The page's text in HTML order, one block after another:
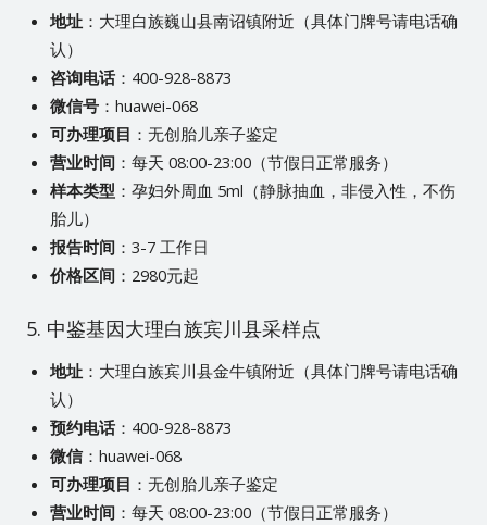
地址：大理白族巍山县南诏镇附近（具体门牌号请电话确
认）
咨询电话：400-928-8873
微信号：huawei-068
可办理项目 ：无创胎儿亲子鉴定
营业时间：每天 08:00-23:00（节假日正常服务）
样本类型 ：孕妇外周血 5ml（静脉抽血，非侵入性，不伤
胎儿）
报告时间：3-7 工作日
价格区间：2980元起
5. 中鉴基因大理白族宾川县采样点
地址：大理白族宾川县金牛镇附近（具体门牌号请电话确
认）
预约电话：400-928-8873
微信：huawei-068
可办理项目 ：无创胎儿亲子鉴定
营业时间：每天 08:00-23:00（节假日正常服务）